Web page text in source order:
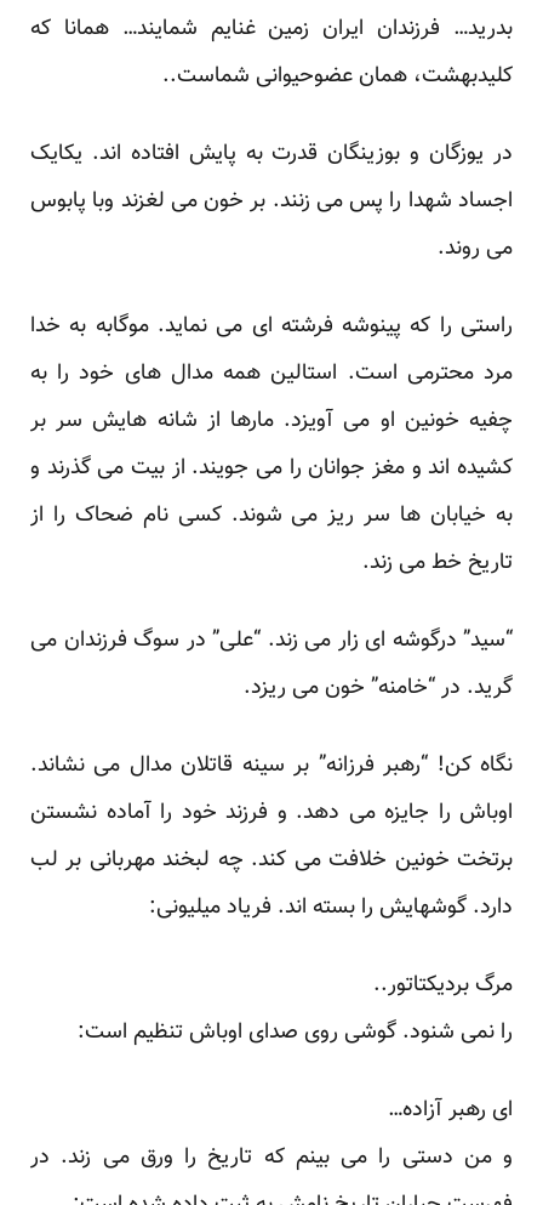
بدرید… فرزندان ایران زمین غنایم شمایند… همانا که
کلیدبهشت، همان عضوحیوانی شماست..
در یوزگان و بوزینگان قدرت به پایش افتاده اند. یکایک
اجساد شهدا را پس می زنند. بر خون می لغزند وبا پابوس
می روند.
راستی را که پینوشه فرشته ای می نماید. موگابه به خدا
مرد محترمی است. استالین همه مدال های خود را به
چفیه خونین او می آویزد. مارها از شانه هایش سر بر
کشیده اند و مغز جوانان را می جویند. از بیت می گذرند و
به خیابان ها سر ریز می شوند. کسی نام ضحاک را از
تاریخ خط می زند.
“سید” درگوشه ای زار می زند. “علی” در سوگ فرزندان می
گرید. در “خامنه” خون می ریزد.
نگاه کن! “رهبر فرزانه” بر سینه قاتلان مدال می نشاند.
اوباش را جایزه می دهد. و فرزند خود را آماده نشستن
برتخت خونین خلافت می کند. چه لبخند مهربانی بر لب
دارد. گوشهایش را بسته اند. فریاد میلیونی:
مرگ بردیکتاتور..
را نمی شنود. گوشی روی صدای اوباش تنظیم است:
ای رهبر آزاده…
و من دستی را می بینم که تاریخ را ورق می زند. در